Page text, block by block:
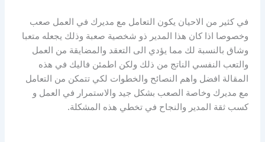
في كثير من الاحيان يكون التعامل مع مديرك في العمل صعب
وخصوصا اذا كان هذا المدير ذو شخصية صعبة وذلك يجعله متعبا
وشاق بالنسبة لك مما يؤدي الى التعقد والمضايقة من العمل
والتعب النفسي الناتج من ذلك ولكن اطمئن فاليك في هذه
المقالة افضل واهم النصائح والخطوات لكي تتمكن من التعامل
مع مديرك وخاصة الصعب بشكل جيد والاستمرار في العمل و
كسب ثقة المدير والنجاح في تخطي هذه المشكلة.